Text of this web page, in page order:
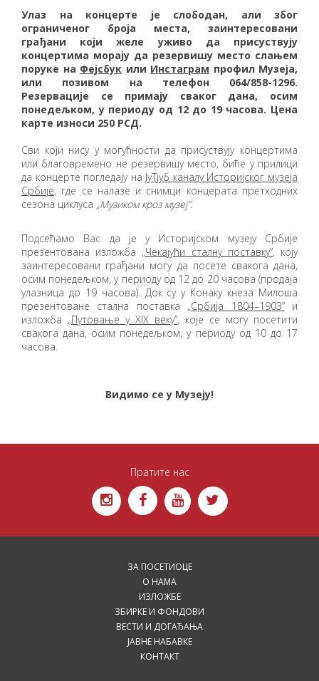
Улаз на концерте је слободан, али због
ограниченог броја места, заинтересовани
грађани који желе уживо да присуствују
концертима морају да резервишу место слањем
поруке на Фејсбук или Инстаграм профил Музеја,
или позивом на телефон 064/858-1296.
Резервације се примају сваког дана, осим
понедељком, у периоду од 12 до 19 часова. Цена
карте износи 250 РСД.
Сви који нису у могућности да присуствују концертима
или благовремено не резервишу место, биће у прилици
да концерте погледају на ЈуТјуб каналу Историјског музеја
Србије, где се налазе и снимци концерата претходних
сезона циклуса „Музиком кроз музеј”.
Подсећамо Вас да је у Историјском музеју Србије
презентована изложба „Чекајући сталну поставку”, коју
заинтересовани грађани могу да посете свакога дана,
осим понедељком, у периоду од 12 до 20 часова (продаја
улазница до 19 часова). Док су у Конаку кнеза Милоша
презентоване стална поставка „Србија 1804–1903”и
изложба „Путовање у XIX веку”, које се могу посетити
свакога дана, осим понедељком, у периоду од 10 до 17
часова.
Видимо се у Музеју!
Пратите нас
ЗА ПОСЕТИОЦЕ
О НАМА
ИЗЛОЖБЕ
ЗБИРКЕ И ФОНДОВИ
ВЕСТИ И ДОГАЂАЊА
ЈАВНЕ НАБАВКЕ
КОНТАКТ